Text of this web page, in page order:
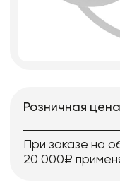
Розничная
При заказе на
20 000₽